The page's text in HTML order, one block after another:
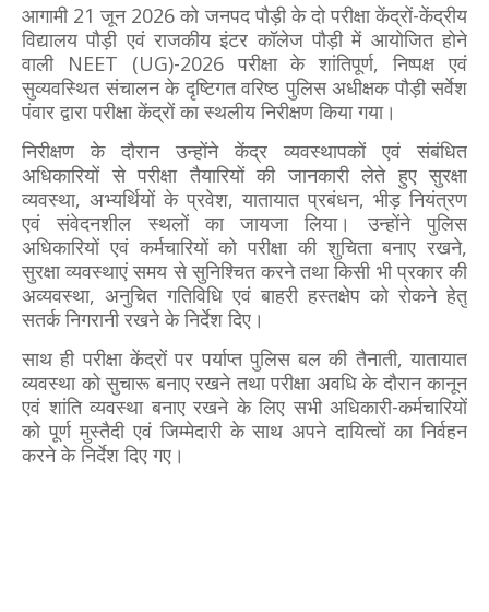
आगामी 21 जून 2026 को जनपद पौड़ी के दो परीक्षा केंद्रों-केंद्रीय
विद्यालय पौड़ी एवं राजकीय इंटर कॉलेज पौड़ी में आयोजित होने
वाली NEET (UG)-2026 परीक्षा के शांतिपूर्ण, निष्पक्ष एवं
सुव्यवस्थित संचालन के दृष्टिगत वरिष्ठ पुलिस अधीक्षक पौड़ी सर्वेश
पंवार द्वारा परीक्षा केंद्रों का स्थलीय निरीक्षण किया गया।
निरीक्षण के दौरान उन्होंने केंद्र व्यवस्थापकों एवं संबंधित
अधिकारियों से परीक्षा तैयारियों की जानकारी लेते हुए सुरक्षा
व्यवस्था, अभ्यर्थियों के प्रवेश, यातायात प्रबंधन, भीड़ नियंत्रण
एवं संवेदनशील स्थलों का जायजा लिया। उन्होंने पुलिस
अधिकारियों एवं कर्मचारियों को परीक्षा की शुचिता बनाए रखने,
सुरक्षा व्यवस्थाएं समय से सुनिश्चित करने तथा किसी भी प्रकार की
अव्यवस्था, अनुचित गतिविधि एवं बाहरी हस्तक्षेप को रोकने हेतु
सतर्क निगरानी रखने के निर्देश दिए।
साथ ही परीक्षा केंद्रों पर पर्याप्त पुलिस बल की तैनाती, यातायात
व्यवस्था को सुचारू बनाए रखने तथा परीक्षा अवधि के दौरान कानून
एवं शांति व्यवस्था बनाए रखने के लिए सभी अधिकारी-कर्मचारियों
को पूर्ण मुस्तैदी एवं जिम्मेदारी के साथ अपने दायित्वों का निर्वहन
करने के निर्देश दिए गए।